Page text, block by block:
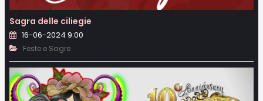
Sagra delle ciliegie
16-06-2024 9:00
Feste e Sagre